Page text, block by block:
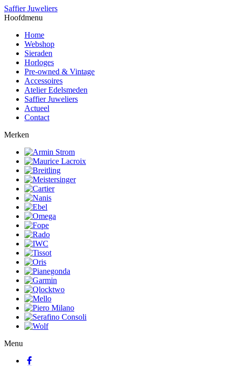
Saffier Juweliers
Hoofdmenu
Home
Webshop
Sieraden
Horloges
Pre-owned & Vintage
Accessoires
Atelier Edelsmeden
Saffier Juweliers
Actueel
Contact
Merken
Menu